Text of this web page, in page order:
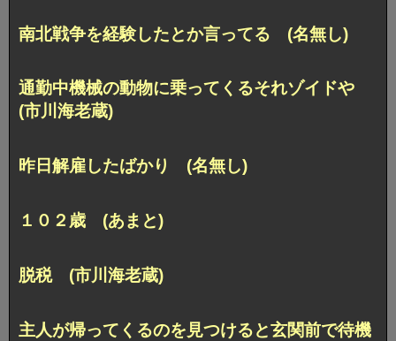
南北戦争を経験したとか言ってる (名無し)
通勤中機械の動物に乗ってくるそれゾイドや
(市川海老蔵)
昨日解雇したばかり (名無し)
１０２歳 (あまと)
脱税 (市川海老蔵)
主人が帰ってくるのを見つけると玄関前で待機